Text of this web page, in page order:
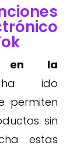
en la
ido
permiten
sin
estas